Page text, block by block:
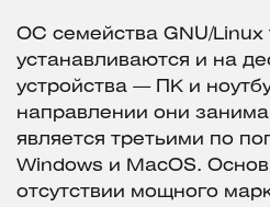
ОС семейства GNU/Linux
устанавливаются и на
устройства — ПК и
направлении они
является третьими по
Windows и MacOS.
отсутствии мощного